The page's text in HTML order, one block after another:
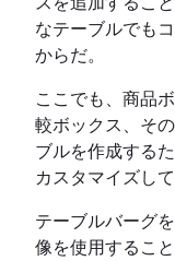
なテーブルでも
からだ。
ここでも、商品
較ボックス、そ
ブルを作成する
カスタマイズし
テーブルバーグ
像を使用すること